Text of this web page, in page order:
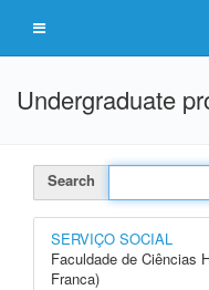
Undergraduate
Search
SERVIÇO SOCIAL
Faculdade de Ciências
Franca)